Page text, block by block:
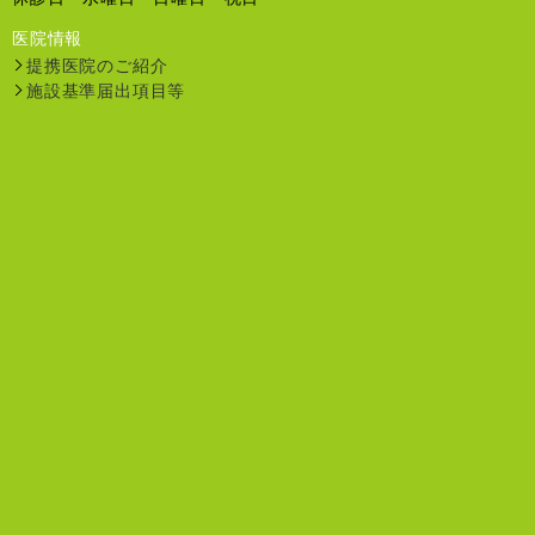
医院情報
提携医院のご紹介
施設基準届出項目等